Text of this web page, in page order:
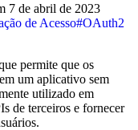
7 de abril de 2023
de Acesso#OAuth2
permite que os
um aplicativo sem
utilizado em
de terceiros e fornecer